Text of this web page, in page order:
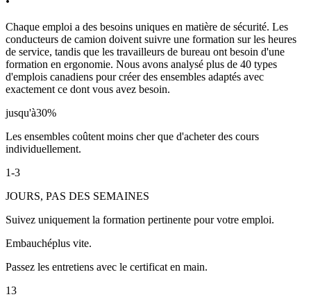
Chaque emploi a des besoins uniques en matière de sécurité. Les
conducteurs de camion doivent suivre une formation sur les heures
de service, tandis que les travailleurs de bureau ont besoin d'une
formation en ergonomie. Nous avons analysé plus de 40 types
d'emplois canadiens pour créer des ensembles adaptés avec
exactement ce dont vous avez besoin.
jusqu'à30%
Les ensembles coûtent moins cher que d'acheter des cours
individuellement.
1-3
JOURS, PAS DES SEMAINES
Suivez uniquement la formation pertinente pour votre emploi.
Embauchéplus vite.
Passez les entretiens avec le certificat en main.
13